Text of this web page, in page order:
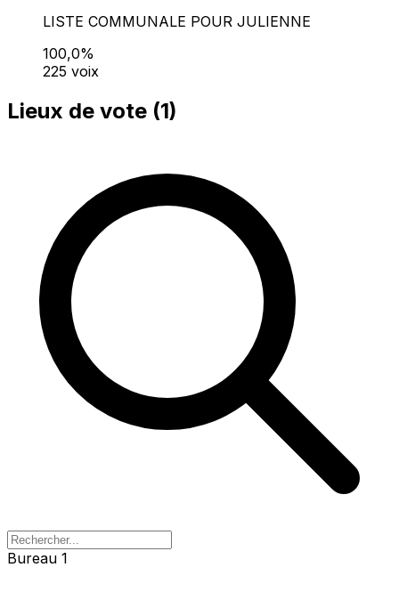
LISTE COMMUNALE POUR JULIENNE
100,0%
225 voix
Lieux de vote (1)
Bureau 1